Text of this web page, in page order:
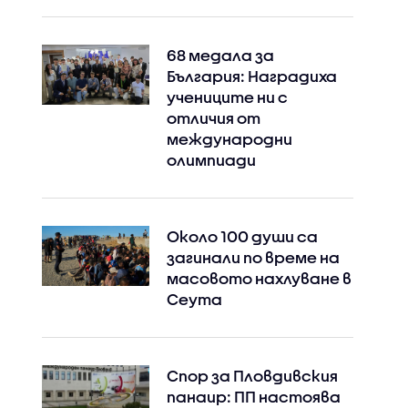
68 медала за
България: Наградиха
учениците ни с
отличия от
международни
олимпиади
Около 100 души са
загинали по време на
масовото нахлуване в
Сеута
Спор за Пловдивския
панаир: ПП настоява